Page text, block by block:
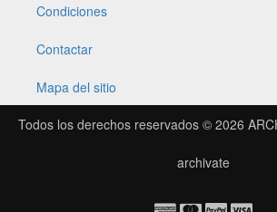
Condiciones
Contactar
Mapa del sitio
Todos los derechos reservados © 2026
archivate